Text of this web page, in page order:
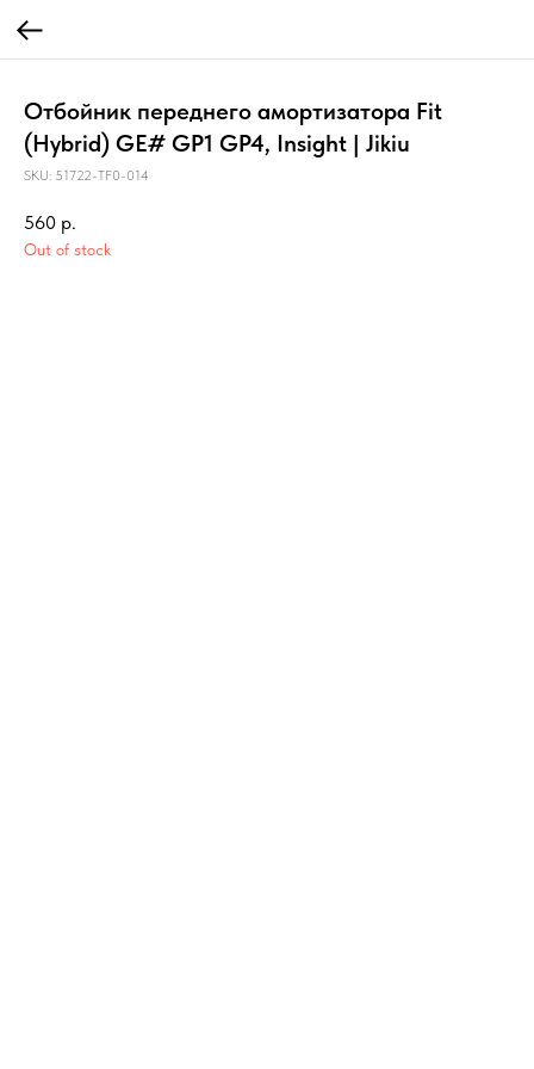
Отбойник переднего амортизатора Fit
(Hybrid) GE# GP1 GP4, Insight | Jikiu
SKU: 51722-TF0-014
560 р.
Out of stock